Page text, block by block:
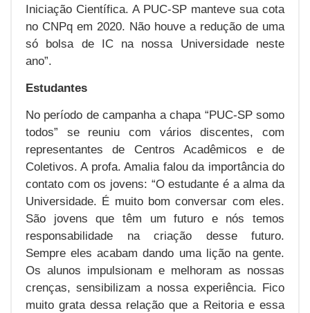
Iniciação Científica. A PUC-SP manteve sua cota
no CNPq em 2020. Não houve a redução de uma
só bolsa de IC na nossa Universidade neste
ano”.
Estudantes
No período de campanha a chapa “PUC-SP somo
todos” se reuniu com vários discentes, com
representantes de Centros Acadêmicos e de
Coletivos. A profa. Amalia falou da importância do
contato com os jovens: “O estudante é a alma da
Universidade. É muito bom conversar com eles.
São jovens que têm um futuro e nós temos
responsabilidade na criação desse futuro.
Sempre eles acabam dando uma lição na gente.
Os alunos impulsionam e melhoram as nossas
crenças, sensibilizam a nossa experiência. Fico
muito grata dessa relação que a Reitoria e essa